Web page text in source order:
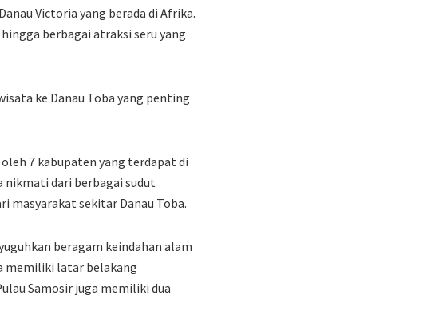
Victoria yang berada di Afrika.
berbagai atraksi seru yang
ke Danau Toba yang penting
7 kabupaten yang terdapat di
nikmati dari berbagai sudut
masyarakat sekitar Danau Toba.
beragam keindahan alam
memiliki latar belakang
Samosir juga memiliki dua